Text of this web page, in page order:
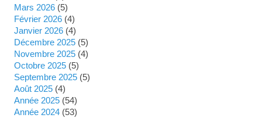
mars 2026 (5)
février 2026 (4)
janvier 2026 (4)
décembre 2025 (5)
novembre 2025 (4)
octobre 2025 (5)
septembre 2025 (5)
août 2025 (4)
année 2025 (54)
année 2024 (53)